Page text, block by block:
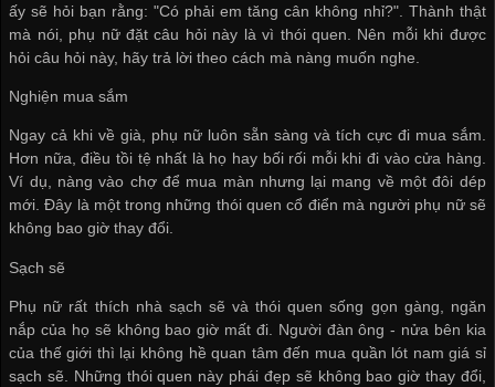
ấy sẽ hỏi bạn rằng: "Có phải em tăng cân không nhỉ?". Thành thật
mà nói, phụ nữ đặt câu hỏi này là vì thói quen. Nên mỗi khi được
hỏi câu hỏi này, hãy trả lời theo cách mà nàng muốn nghe.
Nghiện mua sắm
Ngay cả khi về già, phụ nữ luôn sẵn sàng và tích cực đi mua sắm.
Hơn nữa, điều tồi tệ nhất là họ hay bối rối mỗi khi đi vào cửa hàng.
Ví dụ, nàng vào chợ để mua màn nhưng lại mang về một đôi dép
mới. Đây là một trong những thói quen cổ điển mà người phụ nữ sẽ
không bao giờ thay đổi.
Sạch sẽ
Phụ nữ rất thích nhà sạch sẽ và thói quen sống gọn gàng, ngăn
nắp của họ sẽ không bao giờ mất đi. Người đàn ông - nửa bên kia
của thế giới thì lại không hề quan tâm đến mua quần lót nam giá sỉ
sạch sẽ. Những thói quen này phái đẹp sẽ không bao giờ thay đổi,